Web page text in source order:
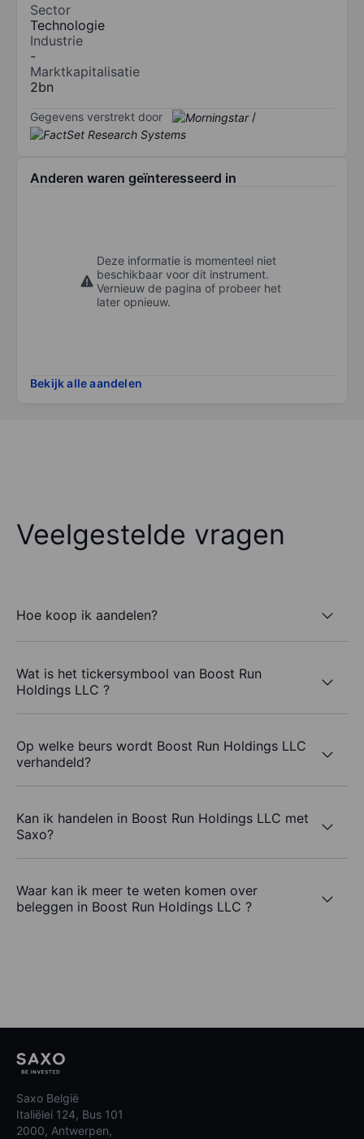
Sector
Technologie
Industrie
-
Marktkapitalisatie
2bn
Gegevens verstrekt door /
Anderen waren geïnteresseerd in
Deze informatie is momenteel niet
beschikbaar voor dit instrument.
Vernieuw de pagina of probeer het
later opnieuw.
Bekijk alle aandelen
Veelgestelde vragen
Hoe koop ik aandelen?
Wat is het tickersymbool van Boost Run
Holdings LLC ?
Op welke beurs wordt Boost Run Holdings LLC
verhandeld?
Kan ik handelen in Boost Run Holdings LLC met
Saxo?
Waar kan ik meer te weten komen over
beleggen in Boost Run Holdings LLC ?
Saxo België
Italiëlei 124, Bus 101
2000, Antwerpen,